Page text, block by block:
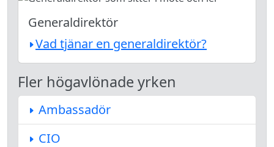
Generaldirektör
Vad tjänar en generaldirektör?
Fler högavlönade yrken
Ambassadör
CIO